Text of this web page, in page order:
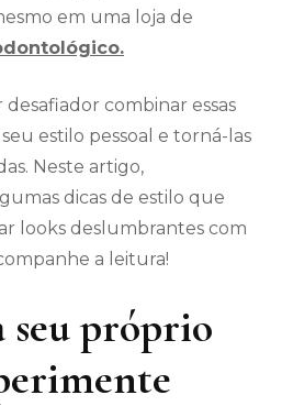
em uma loja de
combinar essas
estilo pessoal e torná-las
Neste artigo,
dicas de estilo que
looks deslumbrantes com
a leitura!
seu próprio